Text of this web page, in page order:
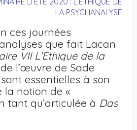
LA PSYCHANALYSE
ces journées
que fait Lacan
VII L’Ethique de la
de l’œuvre de Sade
essentielles à son
la notion de «
tant qu’articulée à Das